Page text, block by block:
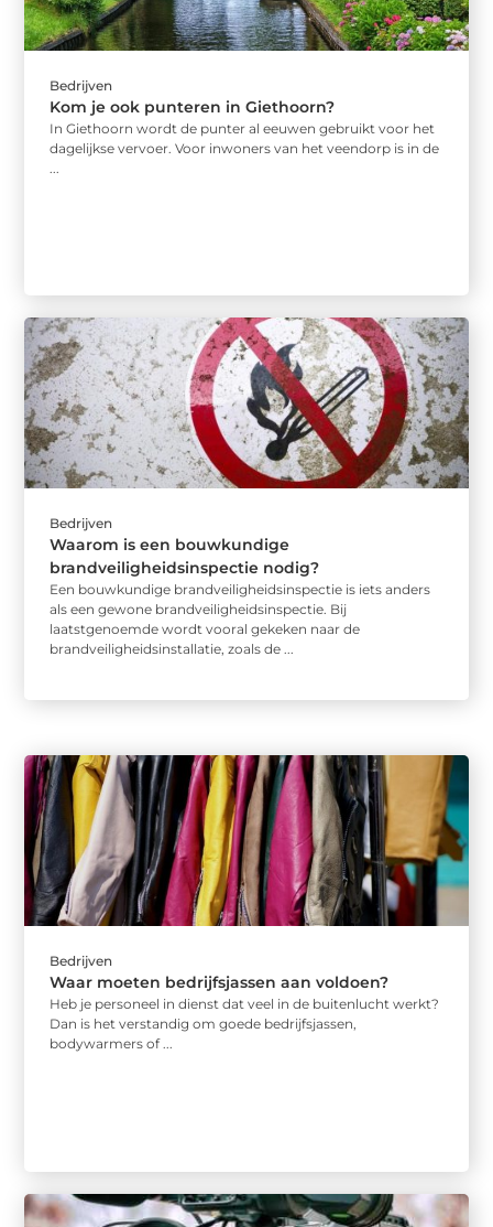
Bedrijven
Kom je ook punteren in Giethoorn?
In Giethoorn wordt de punter al eeuwen gebruikt voor het
dagelijkse vervoer. Voor inwoners van het veendorp is in de
Bedrijven
Waarom is een bouwkundige
brandveiligheidsinspectie nodig?
Een bouwkundige brandveiligheidsinspectie is iets anders
als een gewone brandveiligheidsinspectie. Bij
laatstgenoemde wordt vooral gekeken naar de
brandveiligheidsinstallatie, zoals de ...
Bedrijven
Waar moeten bedrijfsjassen aan voldoen?
Heb je personeel in dienst dat veel in de buitenlucht werkt?
Dan is het verstandig om goede bedrijfsjassen,
bodywarmers of ...